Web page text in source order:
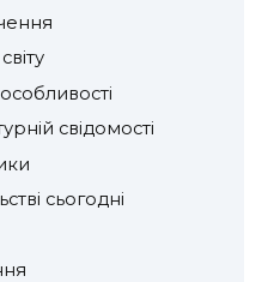
свідомості
сьогодні